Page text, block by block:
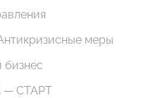
меры
— СТАРТ